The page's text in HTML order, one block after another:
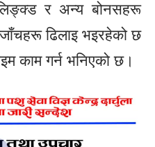
लिङ्क्ड र अन्य बोनसहरू
ढिलाइ भइरहेको छ
काम गर्न भनिएको छ।